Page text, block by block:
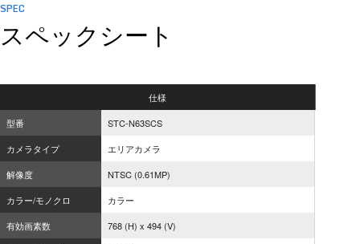
SPEC
スペックシート
仕様
型番
STC-N63SCS
カメラタイプ
エリアカメラ
解像度
NTSC (0.61MP)
カラー/モノクロ
カラー
有効画素数
768 (H) x 494 (V)